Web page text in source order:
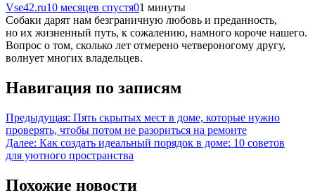
Vse42.ru10 месяцев спустя01 минуты
Собаки дарят нам безграничную любовь и преданность,
но их жизненный путь, к сожалению, намного короче нашего.
Вопрос о том, сколько лет отмерено четвероногому другу,
волнует многих владельцев.
Навигация по записям
Предыдущая: Пять скрытых мест в доме, которые нужно
проверять, чтобы потом не разориться на ремонте
Далее: Как создать идеальный порядок в доме: 10 советов
для уютного пространства
Похожие новости